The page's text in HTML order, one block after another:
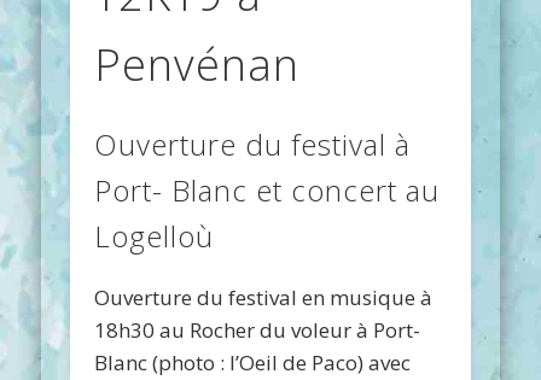
Penvénan
Ouverture du festival à
Port- Blanc et concert au
Logelloù
Ouverture du festival en musique à
18h30 au Rocher du voleur à Port-
Blanc (photo : l’Oeil de Paco) avec